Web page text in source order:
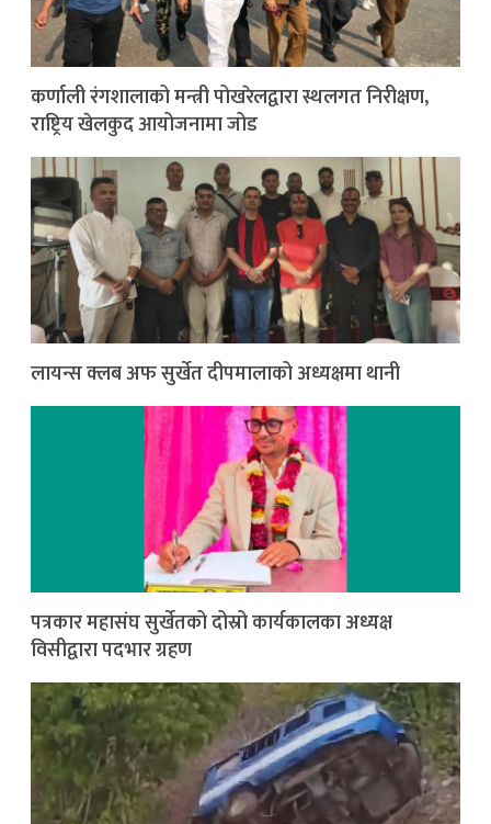
कर्णाली रंगशालाको मन्त्री पोखरेलद्वारा स्थलगत निरीक्षण,
राष्ट्रिय खेलकुद आयोजनामा जोड
लायन्स क्लब अफ सुर्खेत दीपमालाको अध्यक्षमा थानी
पत्रकार महासंघ सुर्खेतको दोस्रो कार्यकालका अध्यक्ष
विसीद्वारा पदभार ग्रहण